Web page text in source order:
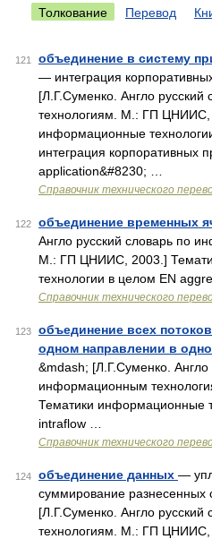
Толкование Перевод
121
объединение в систему
— интеграция
[Л.Г.Суменко. Англо
технологиям. М.: ГП ЦНИИС,
информационные
интеграция корпоративных
application&#8230; …
Справочник технического
122 объединение временных
Англо русский словарь по
М.: ГП ЦНИИС, 2003.]
технологии в целом EN
Справочник технического
123
объединение всех
одном направлении в
&mdash; [Л.Г.Суменко. Англо
информационным
Тематики информационные
intraflow …
Справочник технического
124 объединение данных —
суммирование разнесенных
[Л.Г.Суменко. Англо
технологиям. М.: ГП ЦНИИС,